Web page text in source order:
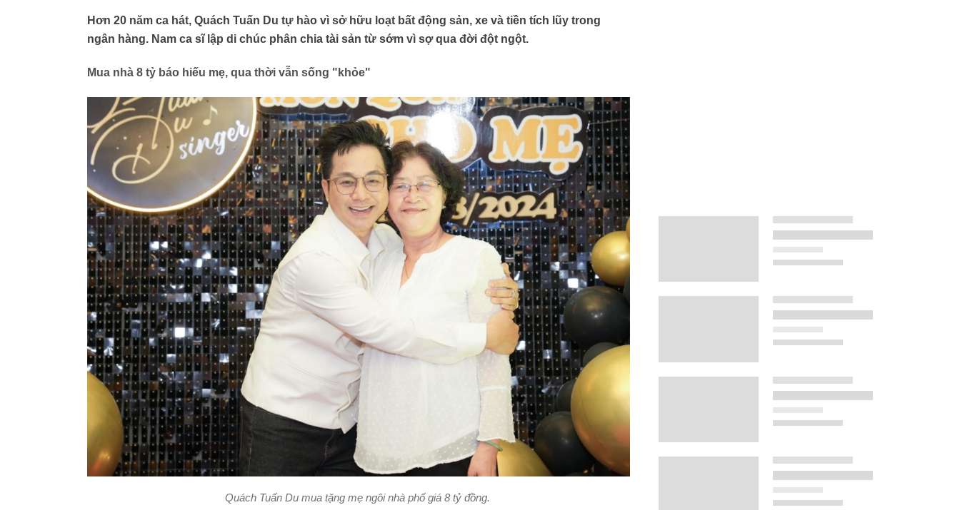
Hơn 20 năm ca hát, Quách Tuấn Du tự hào vì sở hữu loạt bất động sản, xe và tiền tích lũy trong
ngân hàng. Nam ca sĩ lập di chúc phân chia tài sản từ sớm vì sợ qua đời đột ngột.
Mua nhà 8 tỷ báo hiếu mẹ, qua thời vẫn sống "khỏe"
Quách Tuấn Du mua tặng mẹ ngôi nhà phố giá 8 tỷ đồng.